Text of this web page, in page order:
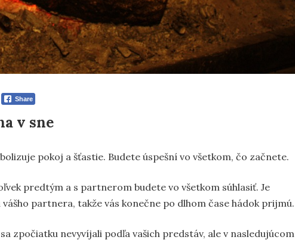
Share
v sne
pokoj a šťastie. Budete úspešní vo všetkom, čo začnete.
predtým a s partnerom budete vo všetkom súhlasiť. Je
partnera, takže vás konečne po dlhom čase hádok prijmú.
zpočiatku nevyvíjali podľa vašich predstáv, ale v nasledujúcom